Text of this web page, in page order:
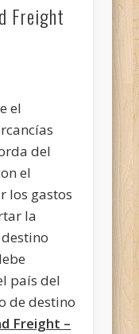
Freight
el
del
el
los gastos
la
país del
de destino
Freight –